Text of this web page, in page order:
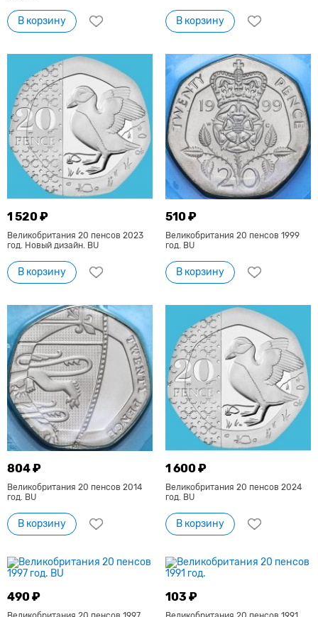
В корзину В корзину
1 520 ₽
Великобритания 20 пенсов 2023
год. Новый дизайн. BU
В корзину
510 ₽
Великобритания 20 пенсов 1999
год. BU
В корзину
804 ₽
Великобритания 20 пенсов 2014
год. BU
В корзину
1 600 ₽
Великобритания 20 пенсов 2024
год. BU
В корзину
490 ₽ 103 ₽